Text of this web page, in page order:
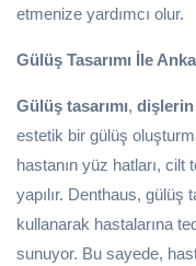
etmenize yardımcı olur.
Gülüş Tasarımı İle
Gülüş tasarımı, dişlerin
estetik bir gülüş
hastanın yüz hatları,
yapılır. Denthaus, gülüş
kullanarak hastalarına
sunuyor. Bu sayede,